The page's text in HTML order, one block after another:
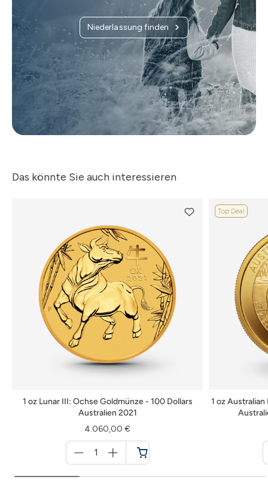
Niederlassung finden
Das könnte Sie auch interessieren
1 oz Lunar III: Ochse Goldmünze - 100 Dollars
Australien 2021
4.060,00 €
für
Warenkorb
Top Deal
1 oz